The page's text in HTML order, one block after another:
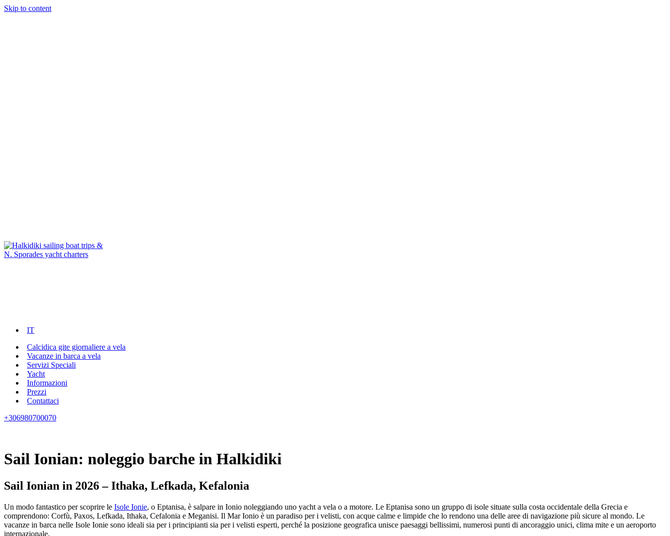
Skip to content
IT
Calcidica gite giornaliere a vela
Vacanze in barca a vela
Servizi Speciali
Yacht
Informazioni
Prezzi
Contattaci
+306980700070
Sail Ionian: noleggio barche in Halkidiki
Sail Ionian in 2026 – Ithaka, Lefkada, Kefalonia
Un modo fantastico per scoprire le Isole Ionie, o Eptanisa, è salpare in Ionio noleggiando uno yacht a vela o a motore. Le Eptanisa sono un gruppo di isole situate sulla costa occidentale della Grecia e
comprendono: Corfù, Paxos, Lefkada, Ithaka, Cefalonia e Meganisi. Il Mar Ionio è un paradiso per i velisti, con acque calme e limpide che lo rendono una delle aree di navigazione più sicure al mondo. Le
vacanze in barca nelle Isole Ionie sono ideali sia per i principianti sia per i velisti esperti, perché la posizione geografica unisce paesaggi bellissimi, numerosi punti di ancoraggio unici, clima mite e un aeroporto
internazionale.